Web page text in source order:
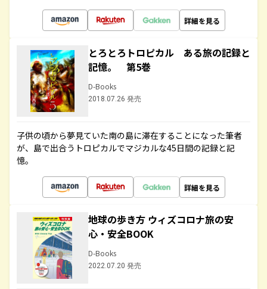
詳細を見る
とろとろトロピカル ある旅の記録と
記憶。 第5巻
D-Books
2018.07.26 発売
子供の頃から夢見ていた南の島に滞在することになった筆者
が、島で出合うトロピカルでマジカルな45日間の記録と記
憶。
詳細を見る
地球の歩き方 ウィズコロナ旅の安
心・安全BOOK
D-Books
2022.07.20 発売